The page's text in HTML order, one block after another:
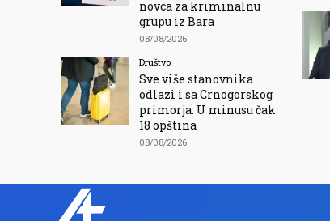
novca za kriminalnu
grupu iz Bara
08/08/2026
Društvo
Sve više stanovnika
odlazi i sa Crnogorskog
primorja: U minusu čak
18 opština
08/08/2026